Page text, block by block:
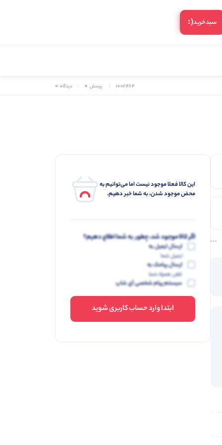
سبد‌خرید(:
1002464 پرسش 0 دیدگاه 0
این کالا فعلا موجود نیست اما می‌توانیم به
محض موجود شدن، به شما خبر دهیم.
اگر کالا موجود شد، چطور به شما اطلاع دهیم؟
ارسال ایمیل به
ایمیل شما
ارسال پیامک به
تلفن همراه شما
سیستم پیام شخصی آی شاپ
ابتدا وارد حساب کاربری شوید